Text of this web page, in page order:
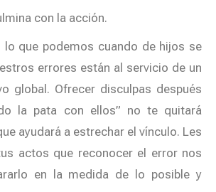
con la acción.
lo que podemos cuando de hijos se
errores están al servicio de un
global. Ofrecer disculpas después
la pata con ellos” no te quitará
ayudará a estrechar el vínculo. Les
actos que reconocer el error nos
en la medida de lo posible y